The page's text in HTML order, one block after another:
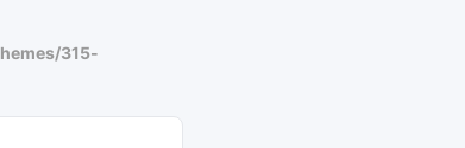
315-